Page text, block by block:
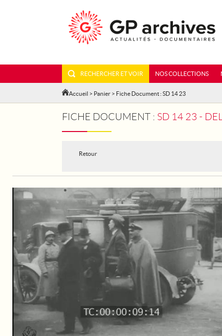
RECHERCHER ET VOIR NOS COLLECTIONS
Accueil > Panier > Fiche Document : SD 14 23
FICHE DOCUMENT : SD 14 23 -
Retour